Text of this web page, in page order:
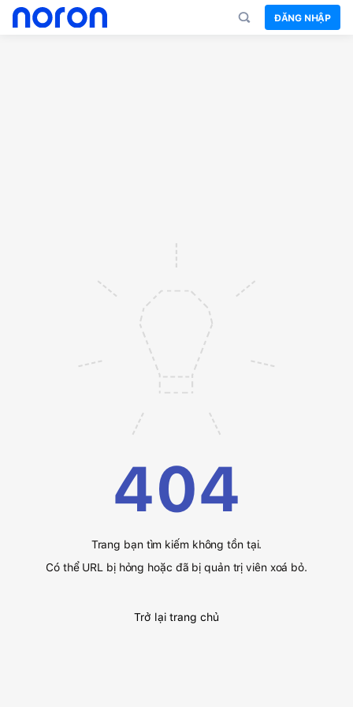
ĐĂNG NHẬP
404
Trang bạn tìm kiếm không tồn tại.
Có thể URL bị hỏng hoặc đã bị quản trị viên xoá bỏ.
Trở lại trang chủ